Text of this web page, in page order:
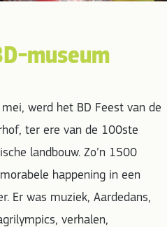
museum
werd het BD Feest van de
ter ere van de 100ste
landbouw. Zo’n 1500
happening in een
Er was muziek, Aardedans,
verhalen,